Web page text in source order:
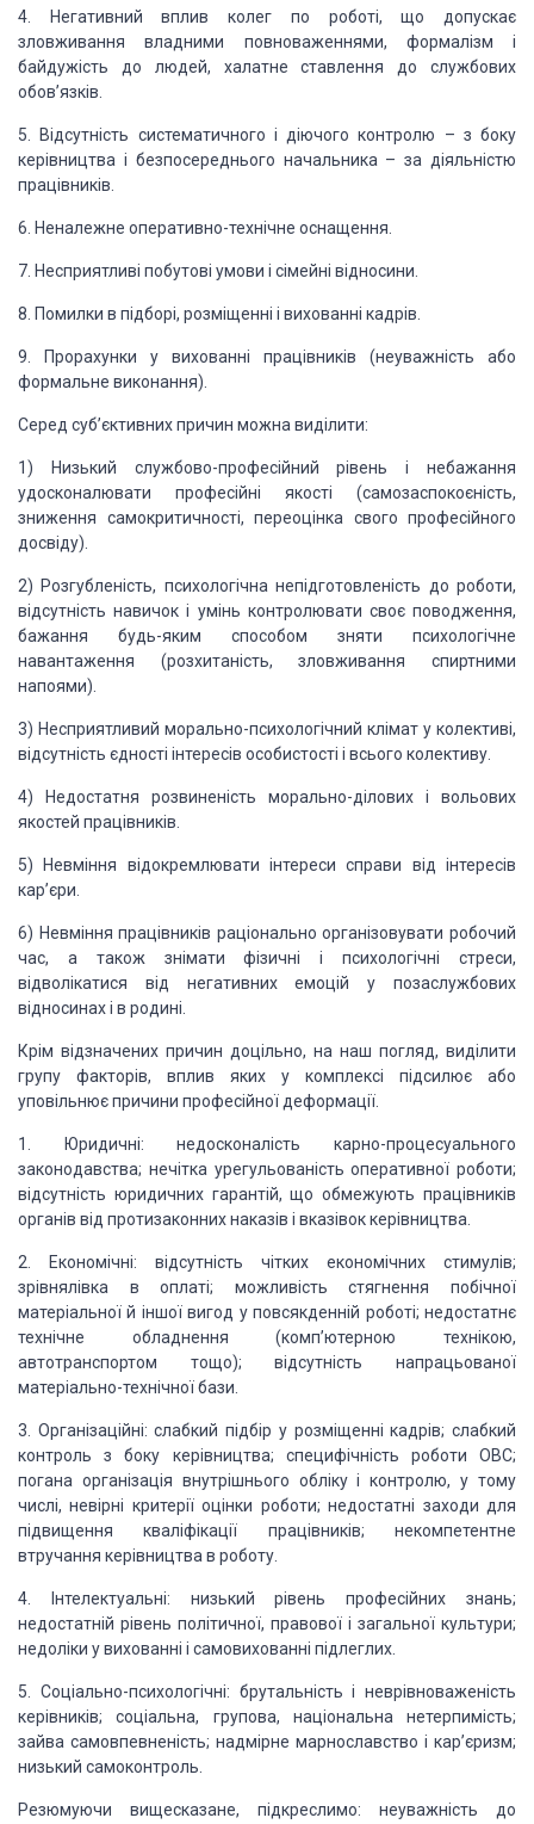
4. Негативний вплив колег по роботі, що допускає
зловживання владними повноваженнями, формалізм і
байдужість до людей, халатне ставлення до службових
обов’язків.
5. Відсутність систематичного і діючого контролю – з боку
керівництва і безпосереднього начальника – за діяльністю
працівників.
6. Неналежне оперативно-технічне оснащення.
7. Несприятливі побутові умови і сімейні відносини.
8. Помилки в підборі, розміщенні і вихованні кадрів.
9. Прорахунки у вихованні працівників (неуважність або
формальне виконання).
Серед суб’єктивних причин можна виділити:
1) Низький службово-професійний рівень і небажання
удосконалювати професійні якості (самозаспокоєність,
зниження самокритичності, переоцінка свого професійного
досвіду).
2) Розгубленість, психологічна непідготовленість до роботи,
відсутність навичок і умінь контролювати своє поводження,
бажання будь-яким способом зняти психологічне
навантаження (розхитаність, зловживання спиртними
напоями).
3) Несприятливий морально-психологічний клімат у колективі,
відсутність єдності інтересів особистості і всього колективу.
4) Недостатня розвиненість морально-ділових і вольових
якостей працівників.
5) Невміння відокремлювати інтереси справи від інтересів
кар’єри.
6) Невміння працівників раціонально організовувати робочий
час, а також знімати фізичні і психологічні стреси,
відволікатися від негативних емоцій у позаслужбових
відносинах і в родині.
Крім відзначених причин доцільно, на наш погляд, виділити
групу факторів, вплив яких у комплексі підсилює або
уповільнює причини професійної деформації.
1. Юридичні: недосконалість карно-процесуального
законодавства; нечітка урегульованість оперативної роботи;
відсутність юридичних гарантій, що обмежують працівників
органів від протизаконнихнаказів і вказівок керівництва.
2. Економічні: відсутність чітких економічних стимулів;
зрівнялівка в оплаті; можливість стягнення побічної
матеріальної й іншої вигод у повсякденній роботі; недостатнє
технічне обладнення (комп’ютерною технікою,
автотранспортом тощо); відсутність напрацьованої
матеріально-технічної бази.
3. Організаційні: слабкий підбір урозміщенні кадрів; слабкий
контроль з боку керівництва; специфічність роботи ОВС;
погана організація внутрішнього обліку і контролю, у тому
числі, невірні критерії оцінки роботи; недостатні заходи для
підвищення кваліфікації працівників; некомпетентне
втручання керівництва в роботу.
4. Інтелектуальні: низький рівень професійних знань;
недостатній рівень політичної, правової і загальної культури;
недоліки у вихованні і самовихованні підлеглих.
5. Соціально-психологічні: брутальність і неврівноваженість
керівників; соціальна, групова, національна нетерпимість;
зайва самовпевненість; надмірне марнославство і кар’єризм;
низький самоконтроль.
Резюмуючи вищесказане, підкреслимо: неуважність до